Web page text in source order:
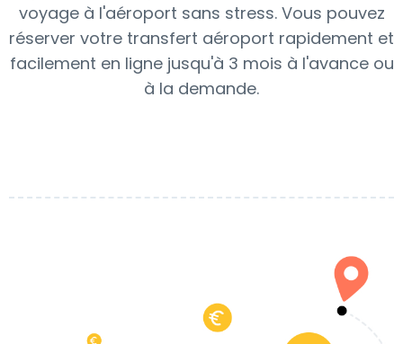
voyage à l'aéroport sans stress. Vous pouvez
réserver votre transfert aéroport rapidement et
facilement en ligne jusqu'à 3 mois à l'avance ou
à la demande.